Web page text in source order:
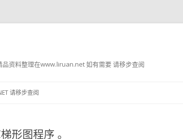
资料整理在www.liruan.net 如有需要 请移步查阅
请移步查阅
形图程序 。